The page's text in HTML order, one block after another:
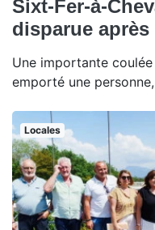
Sixt-Fer-à-
disparue
Une importante
emporté une
Locales